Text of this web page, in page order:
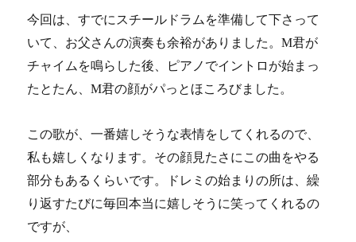
今回は、すでにスチールドラムを準備して下さって
いて、お父さんの演奏も余裕がありました。M君が
チャイムを鳴らした後、ピアノでイントロが始まっ
たとたん、M君の顔がパっとほころびました。
この歌が、一番嬉しそうな表情をしてくれるので、
私も嬉しくなります。 その顔見たさにこの曲をやる
部分もあるくらいです。
ドレミの始まりの所は、繰
り返すたびに毎回本当に嬉しそうに笑ってくれるの
ですが、